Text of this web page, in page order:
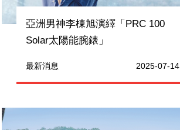
亞洲男神李棟旭演繹「PRC 100
Solar太陽能腕錶」
最新消息 2025-07-14